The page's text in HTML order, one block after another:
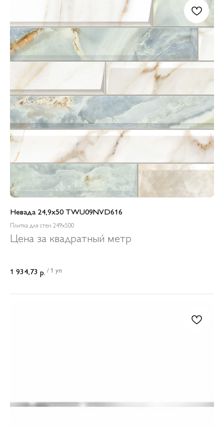
Невада 24,9x50 TWU09NVD616
Плитка для стен 249x500
Цена за квадратный метр
1 934,73 р. / 1 уп